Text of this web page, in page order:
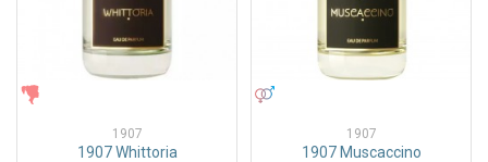
1907
1907 Whittoria
1907
1907 Muscaccino